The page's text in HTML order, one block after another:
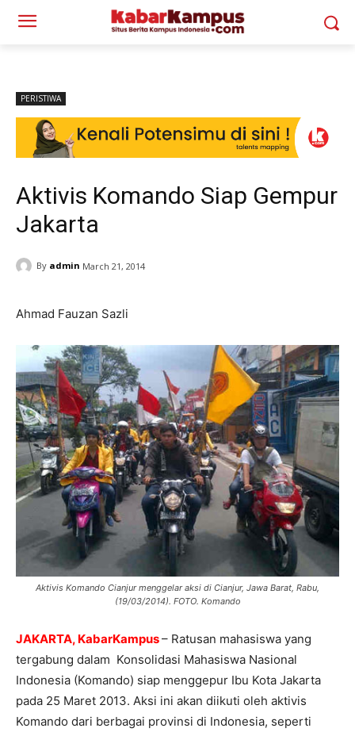
PERISTIWA
Aktivis Komando Siap Gempur
Jakarta
By admin March 21, 2014
Ahmad Fauzan Sazli
Aktivis Komando Cianjur menggelar aksi di Cianjur, Jawa Barat, Rabu,
(19/03/2014). FOTO. Komando
JAKARTA, KabarKampus– Ratusan mahasiswa yang
tergabung dalam Konsolidasi Mahasiswa Nasional
Indonesia (Komando) siap menggepur Ibu Kota Jakarta
pada 25 Maret 2013. Aksi ini akan diikuti oleh aktivis
Komando dari berbagai provinsi di Indonesia, seperti